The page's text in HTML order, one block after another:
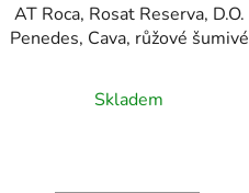
AT Roca, Rosat Reserva, D.O.
Penedes, Cava, růžové šumivé
Skladem